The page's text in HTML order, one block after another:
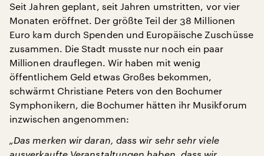
Seit Jahren geplant, seit Jahren umstritten, vor vier
Monaten eröffnet. Der größte Teil der 38 Millionen
Euro kam durch Spenden und Europäische Zuschüsse
zusammen. Die Stadt musste nur noch ein paar
Millionen drauflegen. Wir haben mit wenig
öffentlichem Geld etwas Großes bekommen,
schwärmt Christiane Peters von den Bochumer
Symphonikern, die Bochumer hätten ihr Musikforum
inzwischen angenommen:
„Das merken wir daran, dass wir sehr sehr viele